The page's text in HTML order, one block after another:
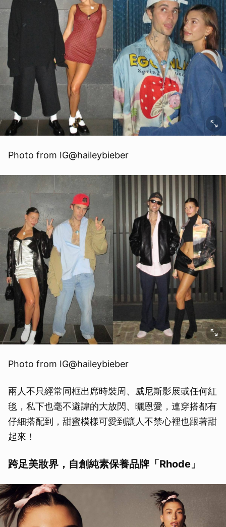
Photo from IG@haileybieber
Photo from IG@haileybieber
兩人不只經常同框出席時裝周、威尼斯影展或任何紅
毯，私下也毫不避諱的大放閃、曬恩愛，連穿搭都有
仔細搭配到，甜蜜模樣可愛到讓人不禁心裡也跟著甜
起來！
跨足美妝界，自創純素保養品牌「Rhode」